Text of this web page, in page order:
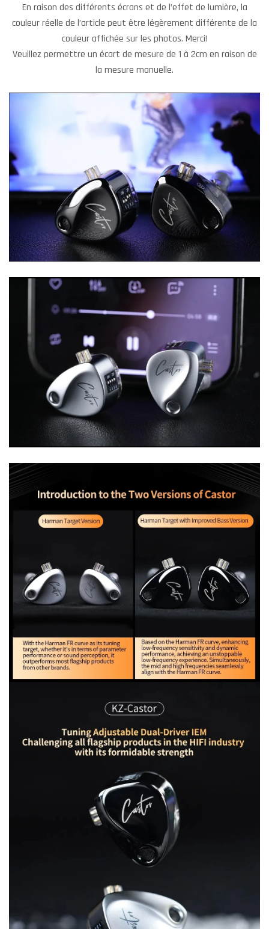
En raison des différents écrans et de l’effet de lumière, la
couleur réelle de l’article peut être légèrement différente de la
couleur affichée sur les photos. Merci!
Veuillez permettre un écart de mesure de 1 à 2cm en raison de
la mesure manuelle.